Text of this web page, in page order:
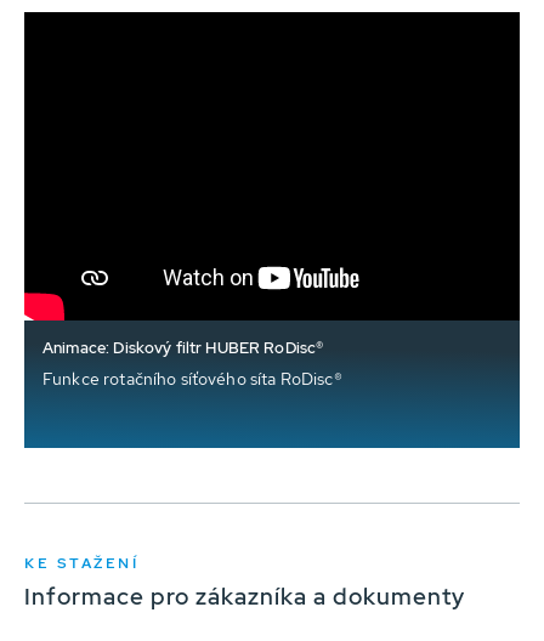
Animace: Diskový filtr HUBER RoDisc®
Funkce rotačního síťového síta RoDisc®
KE STAŽENÍ
Informace pro zákazníka a dokumenty